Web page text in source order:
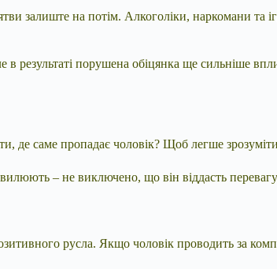
залиште на потім. Алкоголіки, наркомани та
в результаті порушена обіцянка ще сильніше
де саме пропадає чоловік? Щоб легше
– не виключено, що він віддасть
русла. Якщо чоловік проводить за